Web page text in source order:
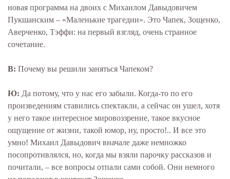
новая программа на двоих с Михаилом Давыдовичем
Пукшанским – «Маленькие трагедии». Это Чапек, Зощенко,
Аверченко, Тэффи: на первый взгляд, очень странное
сочетание.
В: Почему вы решили заняться Чапеком?
Ю: Да потому, что у нас его забыли. Когда-то по его
произведениям ставились спектакли, а сейчас он ушел, хотя
у него такое интересное мировоззрение, такое вкусное
ощущение от жизни, такой юмор, ну, просто!.. И все это
умно! Михаил Давыдович вначале даже немножко
посопротивлялся, но, когда мы взяли парочку рассказов и
почитали, – все вопросы отпали сами собой. Они немного